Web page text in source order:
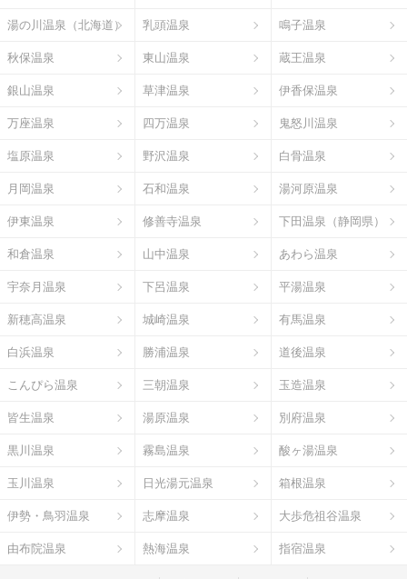
湯の川温泉（北海道） 乳頭温泉 鳴子温泉
秋保温泉 東山温泉 蔵王温泉
銀山温泉 草津温泉 伊香保温泉
万座温泉 四万温泉 鬼怒川温泉
塩原温泉 野沢温泉 白骨温泉
月岡温泉 石和温泉 湯河原温泉
伊東温泉 修善寺温泉 下田温泉（静岡県）
和倉温泉 山中温泉 あわら温泉
宇奈月温泉 下呂温泉 平湯温泉
新穂高温泉 城崎温泉 有馬温泉
白浜温泉 勝浦温泉 道後温泉
こんぴら温泉 三朝温泉 玉造温泉
皆生温泉 湯原温泉 別府温泉
黒川温泉 霧島温泉 酸ヶ湯温泉
玉川温泉 日光湯元温泉 箱根温泉
伊勢・鳥羽温泉 志摩温泉 大歩危祖谷温泉
由布院温泉 熱海温泉 指宿温泉